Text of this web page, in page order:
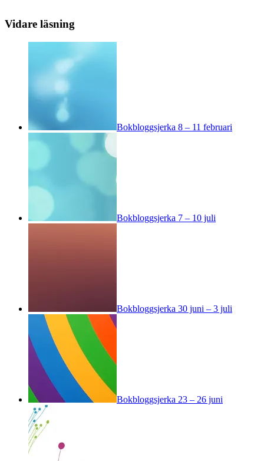
Vidare läsning
Bokbloggsjerka 8 – 11 februari
Bokbloggsjerka 7 – 10 juli
Bokbloggsjerka 30 juni – 3 juli
Bokbloggsjerka 23 – 26 juni